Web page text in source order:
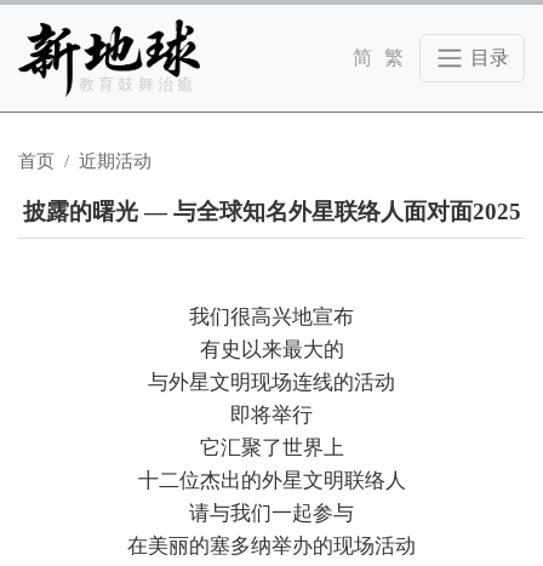
Skip to main content
教育鼓舞治癒
首页 近期活动
披露的曙光 — 与全球知名外星联络人面对面2025
我们很高兴地宣布
有史以来最大的
与外星文明现场连线的活动
即将举行
它汇聚了世界上
十二位杰出的外星文明联络人
请与我们一起参与
在美丽的塞多纳举办的现场活动